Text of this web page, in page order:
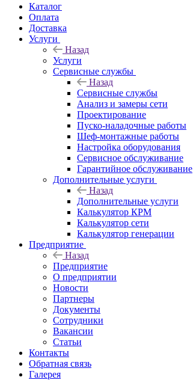
Каталог
Оплата
Доставка
Услуги
Назад
Услуги
Сервисные службы
Назад
Сервисные службы
Анализ и замеры сети
Проектирование
Пуско-наладочные работы
Шеф-монтажные работы
Настройка оборудования
Сервисное обслуживание
Гарантийное обслуживание
Дополнительные услуги
Назад
Дополнительные услуги
Калькулятор КРМ
Калькулятор сети
Калькулятор генерации
Предприятие
Назад
Предприятие
О предприятии
Новости
Партнеры
Документы
Сотрудники
Вакансии
Статьи
Контакты
Обратная связь
Галерея